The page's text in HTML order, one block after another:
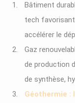
Bâtiment
tech
accélérer le
Gaz
de production
de synthèse,
Géothermie :